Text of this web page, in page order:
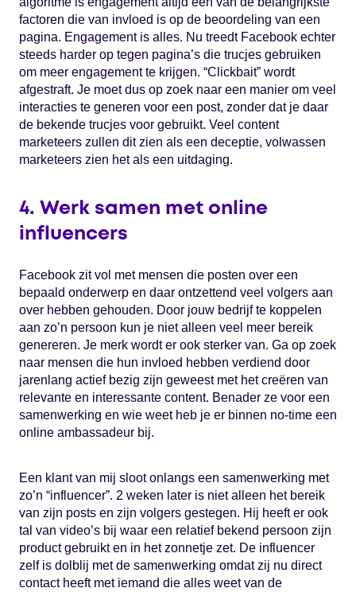
factoren die van invloed is op de beoordeling van een
pagina. Engagement is alles. Nu treedt Facebook echter
steeds harder op tegen pagina’s die trucjes gebruiken
om meer engagement te krijgen. “Clickbait” wordt
afgestraft. Je moet dus op zoek naar een manier om veel
interacties te generen voor een post, zonder dat je daar
de bekende trucjes voor gebruikt. Veel content
marketeers zullen dit zien als een deceptie, volwassen
marketeers zien het als een uitdaging.
4. Werk samen met online
influencers
Facebook zit vol met mensen die posten over een
bepaald onderwerp en daar ontzettend veel volgers aan
over hebben gehouden. Door jouw bedrijf te koppelen
aan zo’n persoon kun je niet alleen veel meer bereik
genereren. Je merk wordt er ook sterker van. Ga op zoek
naar mensen die hun invloed hebben verdiend door
jarenlang actief bezig zijn geweest met het creëren van
relevante en interessante content. Benader ze voor een
samenwerking en wie weet heb je er binnen no-time een
online ambassadeur bij.
Een klant van mij sloot onlangs een samenwerking met
zo’n “influencer”. 2 weken later is niet alleen het bereik
van zijn posts en zijn volgers gestegen. Hij heeft er ook
tal van video’s bij waar een relatief bekend persoon zijn
product gebruikt en in het zonnetje zet. De influencer
zelf is dolblij met de samenwerking omdat zij nu direct
contact heeft met iemand die alles weet van de